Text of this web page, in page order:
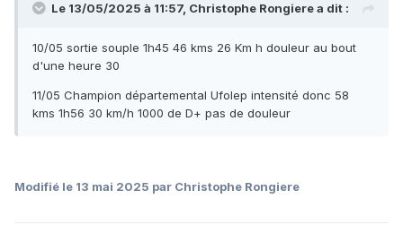
Le 13/05/2025 à 11:57, Christophe Rongierea dit :
10/05 sortie souple 1h45 46 kms 26 Km h douleur au bout
d'une heure 30
11/05 Champion départemental Ufolep intensité donc 58
kms 1h56 30 km/h 1000 de D+ pas de douleur
Modifié le 13 mai 2025 par Christophe Rongiere